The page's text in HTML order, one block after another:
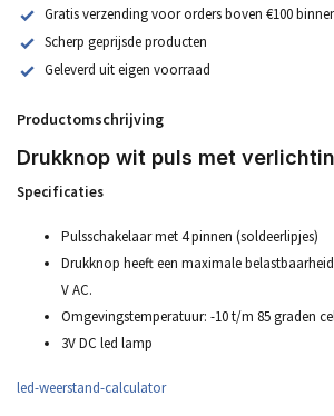
Gratis verzending voor orders boven €100
Scherp geprijsde producten
Geleverd uit eigen voorraad
Productomschrijving
Drukknop wit puls met
Specificaties
Pulsschakelaar met 4 pinnen (soldeerlipjes)
Drukknop heeft een maximale
V AC.
Omgevingstemperatuur: -10 t/m 85 graden
3V DC led lamp
led-weerstand-calculator